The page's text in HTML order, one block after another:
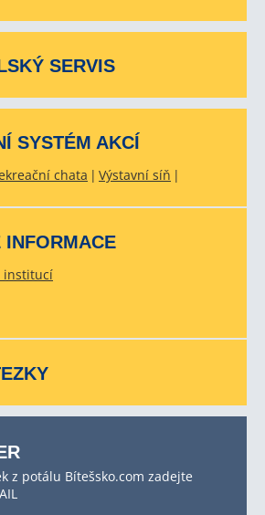
SERVIS
SYSTÉM AKCÍ
chata Výstavní síň
INFORMACE
institucí
z potálu Bítešsko.com zadejte